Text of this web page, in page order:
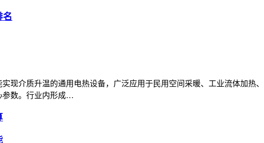
名
现介质升温的通用电热设备，广泛应用于民用空间采暖、工业流体加热
参数。行业内形成…